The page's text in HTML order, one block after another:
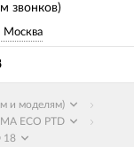
звонков)
Москва
и моделям)
ECO PTD
18